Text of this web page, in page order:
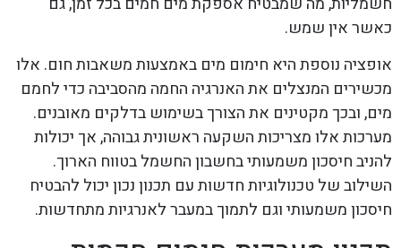
כאשר אין שמש.
אופציה נוספת היא חימום מים באמצעות משאבות חום. אלו
מכשירים המנצלים את האנרגיה החמה מהסביבה כדי לחמם
מים, ובכך מקטינים את הצורך בשימוש בדלקים מאובנים.
מערכות אלו מצריכות השקעה ראשונית גבוהה, אך יכולות
להניב חיסכון משמעותי בחשבון החשמל בטווח הארוך.
השילוב של טכנולוגיות חדשות עם תכנון נכון יכול להבטיח
חיסכון משמעותי וגם לתמוך במעבר לאנרגיות מתחדשות.